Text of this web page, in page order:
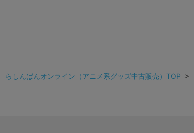
らしんばんオンライン（アニメ系グッズ中古販売）TOP >